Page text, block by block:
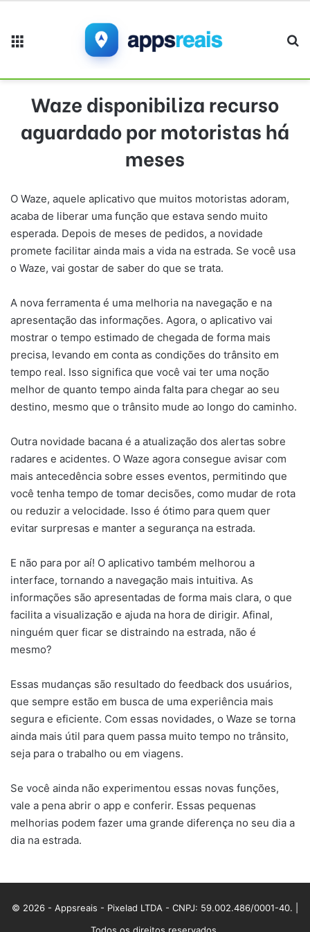
Waze disponibiliza recurso
aguardado por motoristas há
meses
O Waze, aquele aplicativo que muitos motoristas adoram,
acaba de liberar uma função que estava sendo muito
esperada. Depois de meses de pedidos, a novidade
promete facilitar ainda mais a vida na estrada. Se você usa
o Waze, vai gostar de saber do que se trata.
A nova ferramenta é uma melhoria na navegação e na
apresentação das informações. Agora, o aplicativo vai
mostrar o tempo estimado de chegada de forma mais
precisa, levando em conta as condições do trânsito em
tempo real. Isso significa que você vai ter uma noção
melhor de quanto tempo ainda falta para chegar ao seu
destino, mesmo que o trânsito mude ao longo do caminho.
Outra novidade bacana é a atualização dos alertas sobre
radares e acidentes. O Waze agora consegue avisar com
mais antecedência sobre esses eventos, permitindo que
você tenha tempo de tomar decisões, como mudar de rota
ou reduzir a velocidade. Isso é ótimo para quem quer
evitar surpresas e manter a segurança na estrada.
E não para por aí! O aplicativo também melhorou a
interface, tornando a navegação mais intuitiva. As
informações são apresentadas de forma mais clara, o que
facilita a visualização e ajuda na hora de dirigir. Afinal,
ninguém quer ficar se distraindo na estrada, não é
mesmo?
Essas mudanças são resultado do feedback dos usuários,
que sempre estão em busca de uma experiência mais
segura e eficiente. Com essas novidades, o Waze se torna
ainda mais útil para quem passa muito tempo no trânsito,
seja para o trabalho ou em viagens.
Se você ainda não experimentou essas novas funções,
vale a pena abrir o app e conferir. Essas pequenas
melhorias podem fazer uma grande diferença no seu dia a
dia na estrada.
© 2026 - Appsreais - Pixelad LTDA - CNPJ: 59.002.486/0001-40. |
Todos os direitos reservados.